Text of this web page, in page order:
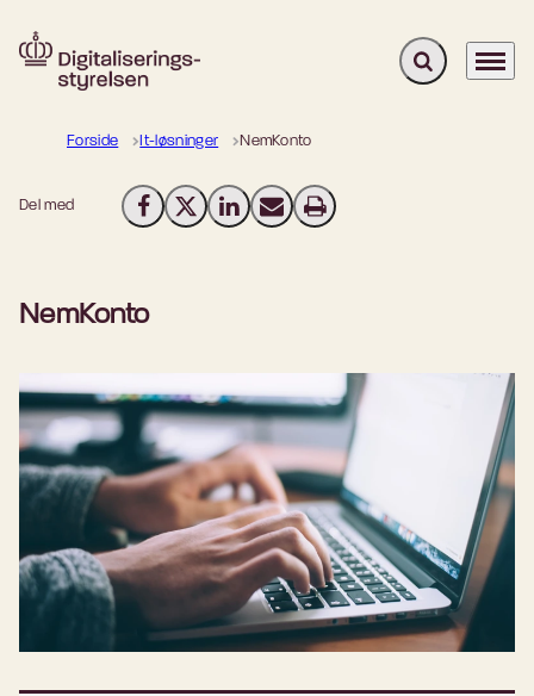
Gå til forsiden Fold søgefelt
Menu
Forside It-løsninger NemKonto
Del med Del på Facebook
Del på X (Twitter)
Del på LinkedIn
Send email
Print
NemKonto